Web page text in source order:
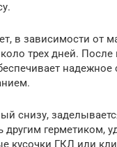
в зависимости от
трех дней. После
надежное
снизу,
другим герметиком,
кусочки ГКЛ или